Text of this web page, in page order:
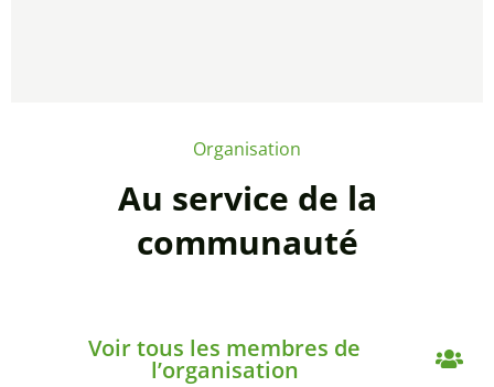
Organisation
Au service de la
communauté
Voir tous les membres de
l’organisation